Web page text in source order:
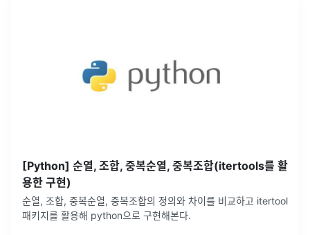
[Python] 순열, 조합, 중복순열, 중복조합(itertools를 활
용한 구현)
순열, 조합, 중복순열, 중복조합의 정의와 차이를 비교하고 itertool
패키지를 활용해 python으로 구현해본다.